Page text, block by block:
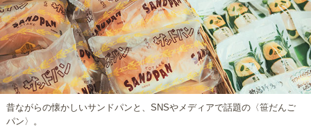
昔ながらの懐かしいサンドパンと、SNSやメディアで話題の〈笹だんご
パン〉。